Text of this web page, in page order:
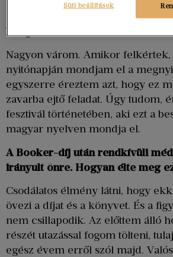
Júniusban a Könyvhétre érkezik.
látogatástól?
Nagyon várom. Amikor felkértek,
nyitónapján mondjam el a
egyszerre éreztem azt, hogy ez
zavarba ejtő feladat. Úgy tudom,
fesztivál történetében, aki ezt a
magyar nyelven mondja el.
A Booker-díj után rendkívüli
irányult önre. Hogyan élte meg
Csodálatos élmény látni, hogy
övezi a díjat és a könyvet. És a
nem csillapodik. Az előttem álló
részét utazással fogom tölteni,
egész évem erről szól majd.
Süti beállítások